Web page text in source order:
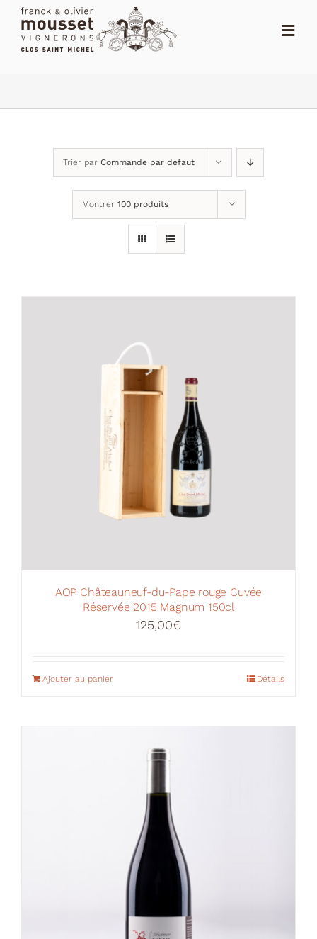
Passer
contenu
LE DOMAINE
Trier par Commande par défaut
Montrer 100 produits
AOP Châteauneuf-du-Pape rouge Cuvée
Réservée 2015 Magnum 150cl
125,00€
Ajouter au panier Détails